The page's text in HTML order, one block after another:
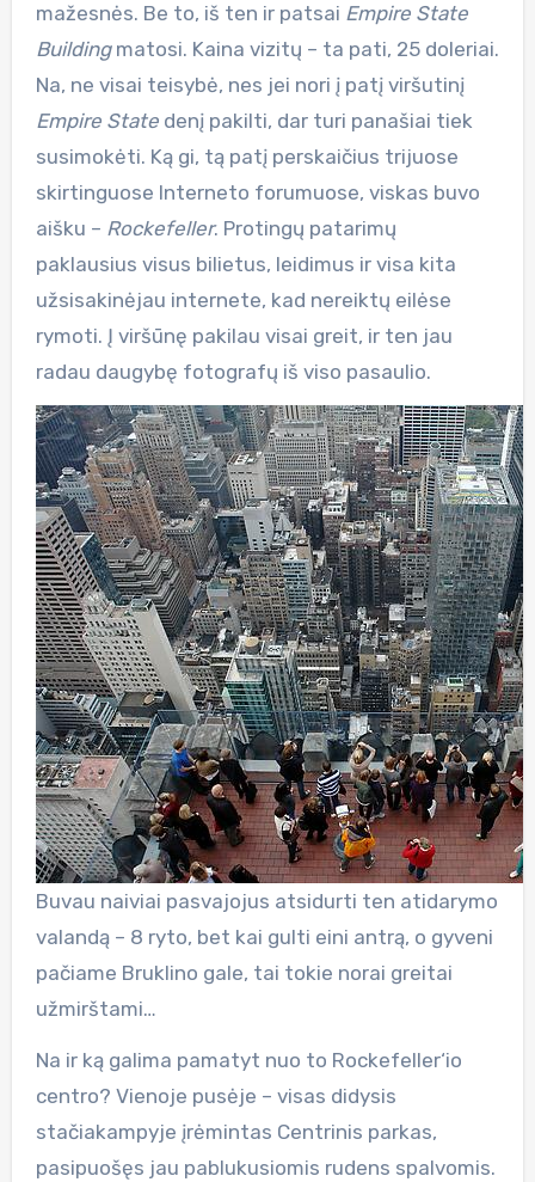
mažesnės. Be to, iš ten ir patsai Empire State
Buildingmatosi. Kaina vizitų – ta pati, 25 doleriai.
Na, ne visai teisybė, nes jei nori į patį viršutinį
Empire Statedenį pakilti, dar turi panašiai tiek
susimokėti. Ką gi, tą patį perskaičius trijuose
skirtinguose Interneto forumuose, viskas buvo
aišku – Rockefeller. Protingų patarimų
paklausius visus bilietus, leidimus ir visa kita
užsisakinėjau internete, kad nereiktų eilėse
rymoti. Į viršūnę pakilau visai greit, ir ten jau
radau daugybę fotografų iš viso pasaulio.
Buvau naiviai pasvajojus atsidurti ten atidarymo
valandą – 8 ryto, bet kai gulti eini antrą, o gyveni
pačiame Bruklino gale, tai tokie norai greitai
užmirštami…
Na ir ką galima pamatyt nuo to Rockefeller‘io
centro? Vienoje pusėje – visas didysis
stačiakampyje įrėmintas Centrinis parkas,
pasipuošęs jau pablukusiomis rudens spalvomis.